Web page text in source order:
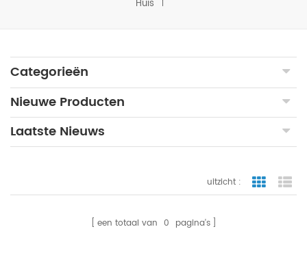
Huis
Categorieën
Nieuwe Producten
Laatste Nieuws
uitzicht :
een totaal van 0 pagina's